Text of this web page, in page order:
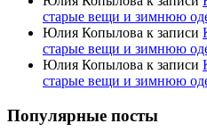
старые вещи и зимнюю
Юлия Копылова к записи
старые вещи и зимнюю
Юлия Копылова к записи
старые вещи и зимнюю
Популярные посты